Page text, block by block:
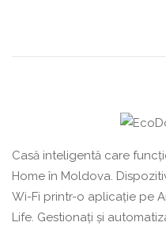
Casă inteligentă care
Home în Moldova.
Wi-Fi printr-o aplicație pe
Life. Gestionați și